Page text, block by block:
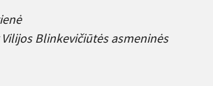
Blinkevičiūtės asmeninės